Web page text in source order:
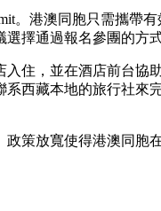
。港澳同胞只需攜帶
擇通過報名參團的方
住，並在酒店前台協
西藏本地的旅行社來
策放寬使得港澳同胞